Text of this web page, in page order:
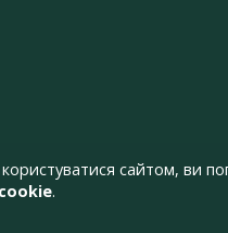
сайтом, ви
.